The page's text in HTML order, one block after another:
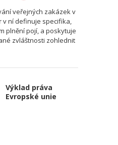
veřejných zakázek v
v ní definuje specifika,
plnění pojí, a poskytuje
zvláštnosti zohlednit
Výklad práva
Evropské unie